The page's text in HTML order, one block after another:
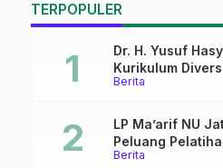
TERPOPULER
Berita
Dr. H. Yusuf
Kurikulum
dalam dunia
Berita
LP Ma’arif NU
Peluang
Lulusan SMK